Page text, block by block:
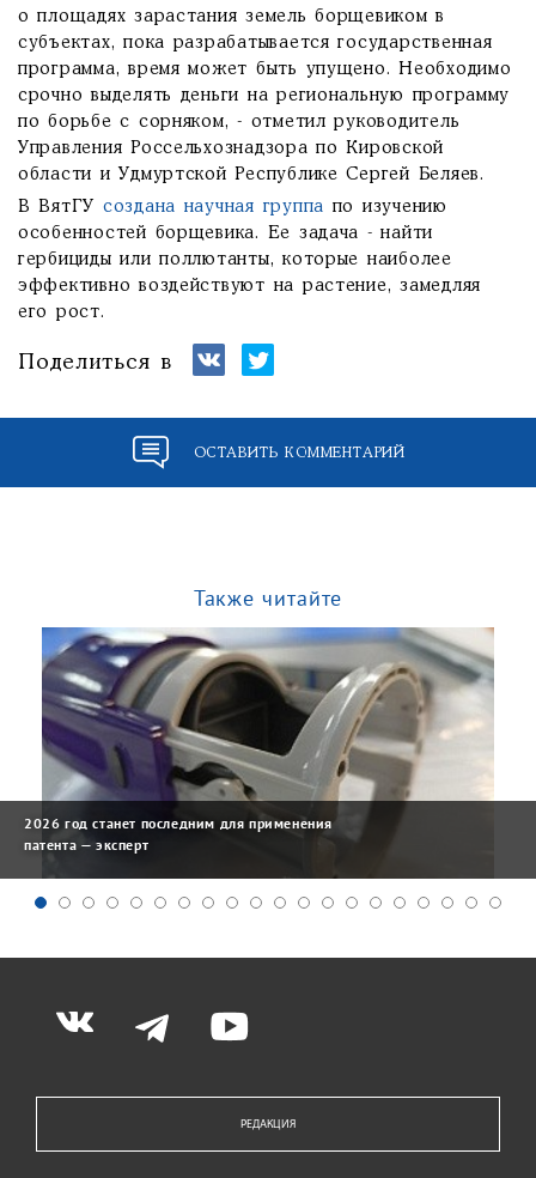
о площадях зарастания земель борщевиком в
субъектах, пока разрабатывается государственная
программа, время может быть упущено. Необходимо
срочно выделять деньги на региональную программу
по борьбе с сорняком, - отметил руководитель
Управления Россельхознадзора по Кировской
области и Удмуртской Республике Сергей Беляев.
В ВятГУ создана научная группа по изучению
особенностей борщевика. Ее задача - найти
гербициды или поллютанты, которые наиболее
эффективно воздействуют на растение, замедляя
его рост.
Поделиться в
ОСТАВИТЬ КОММЕНТАРИЙ
Также читайте
2026 год станет последним для применения
патента — эксперт
РЕДАКЦИЯ